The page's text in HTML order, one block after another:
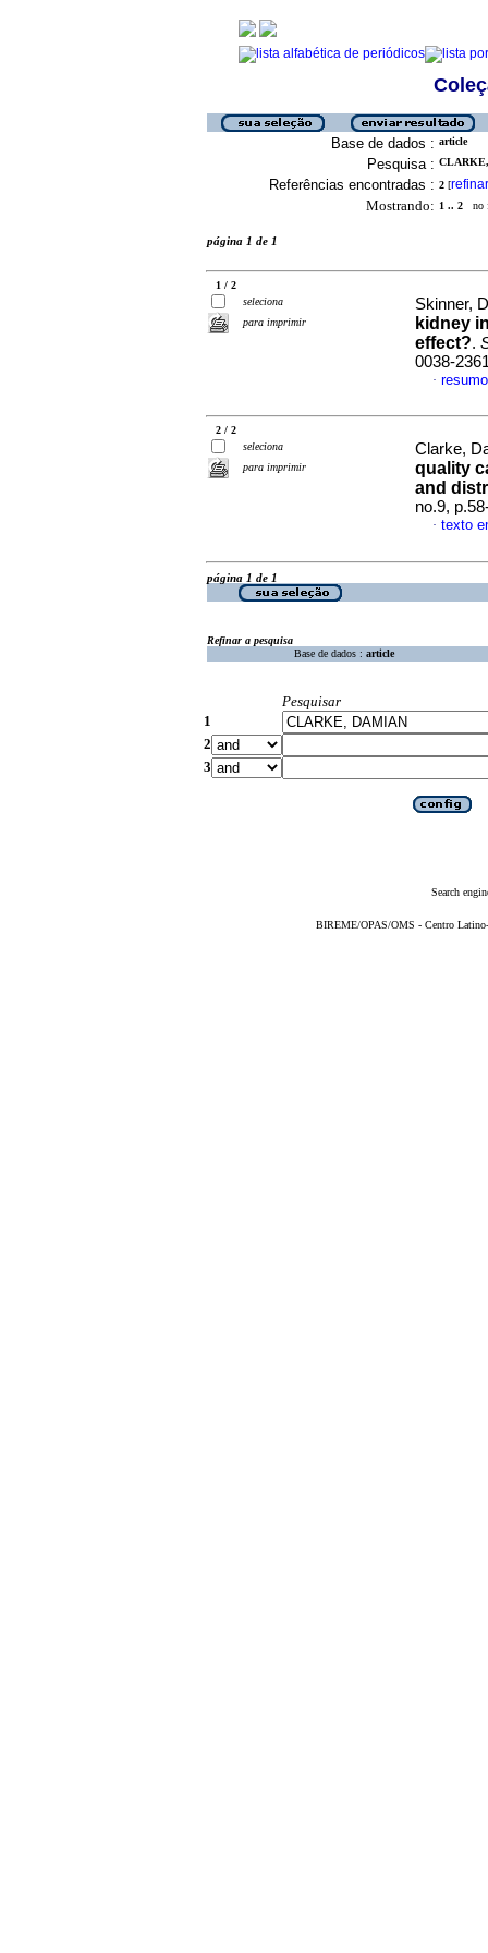
Base de dados : article
Pesquisa :
Referências encontradas : 2 [refinar
Mostrando: 1 .. 2 no
página 1 de 1
1 / 2
seleciona
para imprimir
Skinner,
kidney
effect?.
0038-
·
2 / 2
seleciona
para imprimir
Clarke,
quality
and
no.9,
· texto
página 1 de 1
Refinar a pesquisa
Base de dados : article
Pesquisar
1
2
3
Search
BIREME/OPAS/OMS - Centro Latino-